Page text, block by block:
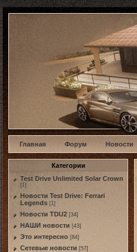
w
Главная Форум Новости
Категории
Test Drive Unlimited Solar Crown
[1]
Новости Test Drive: Ferrari
Legends [1]
Новости TDU2 [34]
НАШИ новости [43]
Это интересно [84]
Сетевые новости [57]